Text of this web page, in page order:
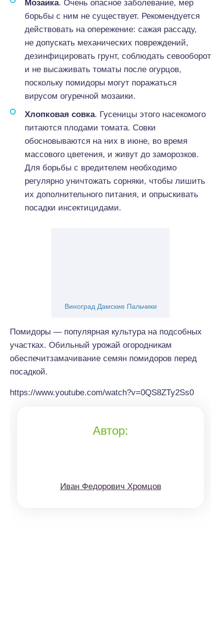
Мозаика. Очень опасное заболевание, мер
борьбы с ним не существует. Рекомендуется
действовать на опережение: сажая рассаду,
не допускать механических повреждений,
дезинфицировать грунт, соблюдать севооборот
и не высаживать томаты после огурцов,
поскольку помидоры могут поражаться
вирусом огуречной мозаики.
Хлопковая совка. Гусеницы этого насекомого
питаются плодами томата. Совки
обосновываются на них в июне, во время
массового цветения, и живут до заморозков.
Для борьбы с вредителем необходимо
регулярно уничтожать сорняки, чтобы лишить
их дополнительного питания, и опрыскивать
посадки инсектицидами.
Виноград Дамские Пальчики
Помидоры — популярная культура на подсобных
участках. Обильный урожай огородникам
обеспечитзамачивание семян помидоров перед
посадкой.
https://www.youtube.com/watch?v=0QS8ZTy2Ss0
Автор:
Иван Федорович Хромцов